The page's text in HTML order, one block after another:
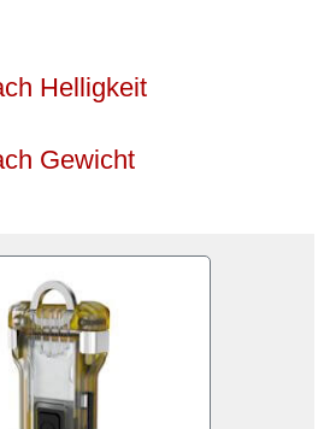
Helligkeit
Gewicht